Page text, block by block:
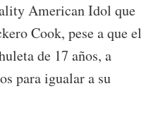
American Idol que
Cook, pese a que el
de 17 años, a
para igualar a su